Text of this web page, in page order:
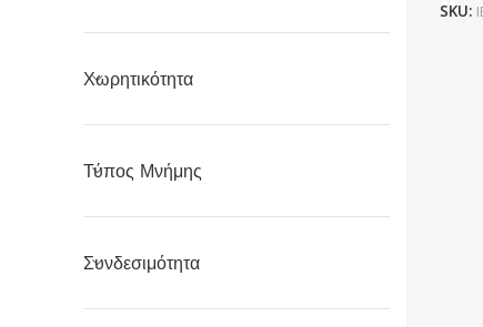
Χωρητικότητα
Τύπος Μνήμης
Συνδεσιμότητα
SKU: